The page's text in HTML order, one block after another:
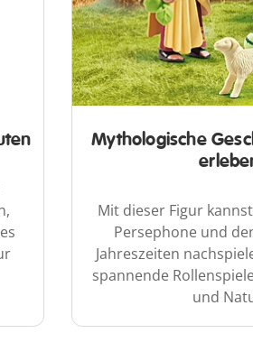
Mythologische
Mit dieser Figur
Persephone und
Jahreszeiten
spannende
und